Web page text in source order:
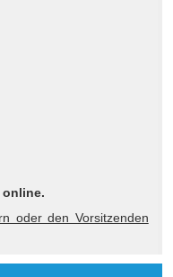
online.
oder den Vorsitzenden